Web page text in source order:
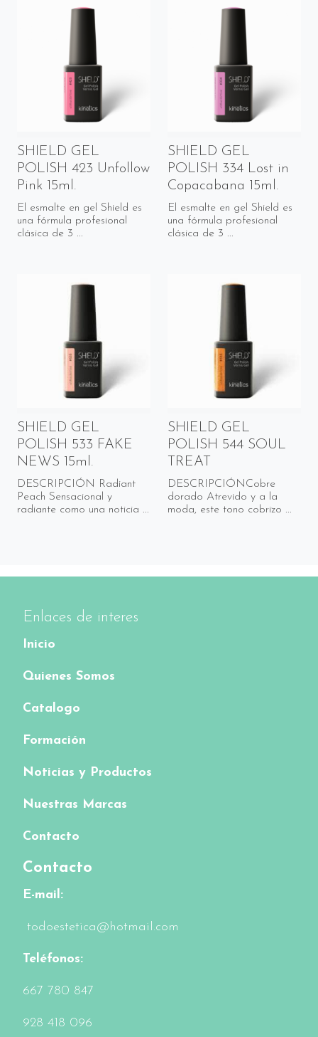
SHIELD GEL
POLISH 423 Unfollow
Pink 15ml.
El esmalte en gel Shield es
una fórmula profesional
clásica de 3 ...
SHIELD GEL
POLISH 334 Lost in
Copacabana 15ml.
El esmalte en gel Shield es
una fórmula profesional
clásica de 3 ...
SHIELD GEL
POLISH 533 FAKE
NEWS 15ml.
DESCRIPCIÓN Radiant
Peach Sensacional y
radiante como una noticia ...
SHIELD GEL
POLISH 544 SOUL
TREAT
DESCRIPCIÓNCobre
dorado Atrevido y a la
moda, este tono cobrizo ...
Enlaces de interes
Inicio
Quienes Somos
Catalogo
Formación
Noticias y Productos
Nuestras Marcas
Contacto
Contacto
E-mail:
todoestetica@hotmail.com
Teléfonos:
667 780 847
928 418 096